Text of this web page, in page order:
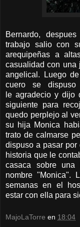
Bernardo,
trabajo salio con
arequipeñas a
casualidad con una
angelical. Luego
cuero se
le agradecio y dijo
siguiente para
quedo perplejo al
su hija Monica
trato de calmarse
dispuso a pasar por
historia que le
casaca sobre
nombre "Monica".
semanas en el
estar con ella para
MajoLaTorre en 18:04